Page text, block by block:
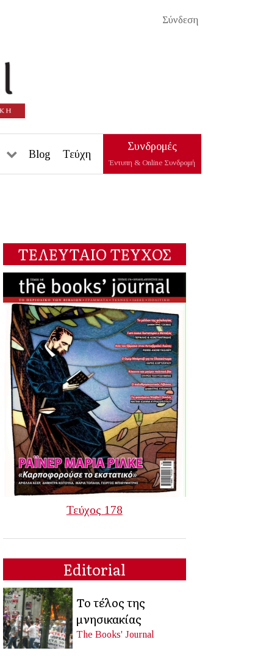
Σύνδεση
Blog Τεύχη
Συνδρομές
Έντυπη & Online Συνδρομή
ΤΕΛΕΥΤΑΙΟ ΤΕΥΧΟΣ
Τεύχος 178
Editorial
Το τέλος της
μνησικακίας
The Books' Journal